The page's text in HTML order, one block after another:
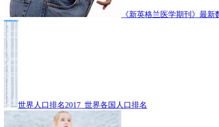
《新英格兰医学期刊》最
世界人口排名2017_世界各国人口排名